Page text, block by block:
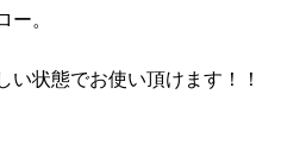
。
状態でお使い頂けます！！